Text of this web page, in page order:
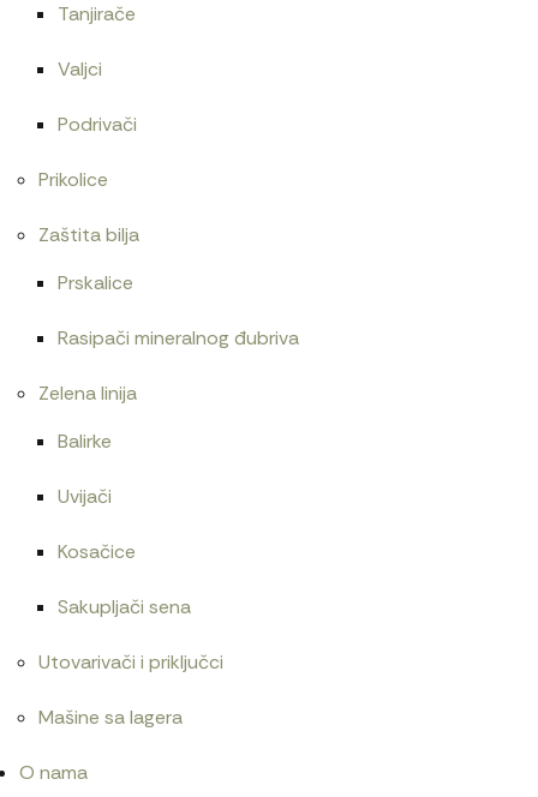
Tanjirače
Valjci
Podrivači
Prikolice
Zaštita bilja
Prskalice
Rasipači mineralnog đubriva
Zelena linija
Balirke
Uvijači
Kosačice
Sakupljači sena
Utovarivači i priključci
Mašine sa lagera
O nama